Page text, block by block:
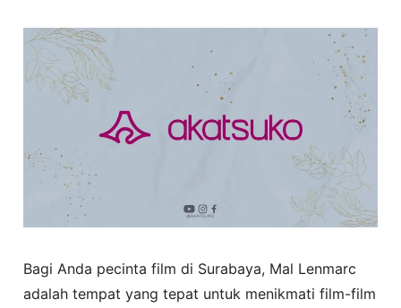
Bagi Anda pecinta film di Surabaya, Mal Lenmarc
adalah tempat yang tepat untuk menikmati film-film